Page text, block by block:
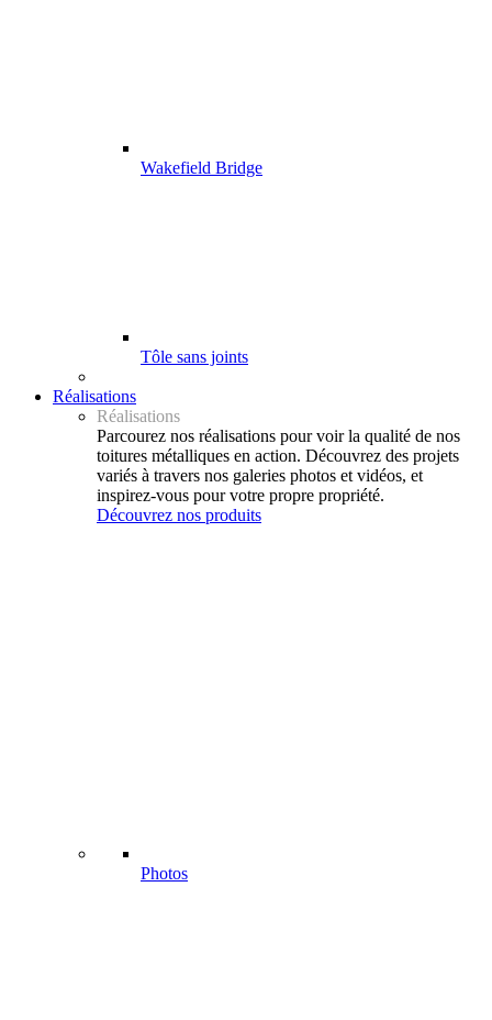
Wakefield Bridge
Tôle sans joints
Réalisations
Réalisations
Parcourez nos réalisations pour voir la qualité de nos
toitures métalliques en action. Découvrez des projets
variés à travers nos galeries photos et vidéos, et
inspirez-vous pour votre propre propriété.
Découvrez nos produits
Photos